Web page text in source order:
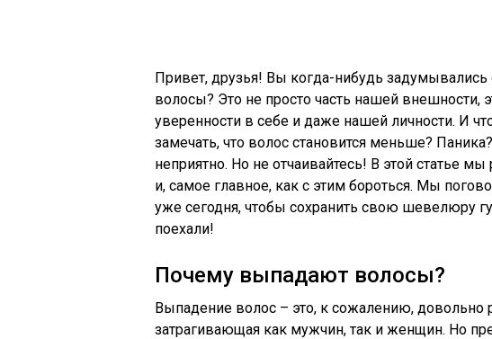
Привет, друзья! Вы когда-нибудь задумывались
волосы? Это не просто часть нашей внешности,
уверенности в себе и даже нашей личности. И
замечать, что волос становится меньше?
неприятно. Но не отчаивайтесь! В этой статье
и, самое главное, как с этим бороться. Мы
уже сегодня, чтобы сохранить свою шевелюру
поехали!
Почему выпадают волосы?
Выпадение волос – это, к сожалению, довольно
затрагивающая как мужчин, так и женщин. Но